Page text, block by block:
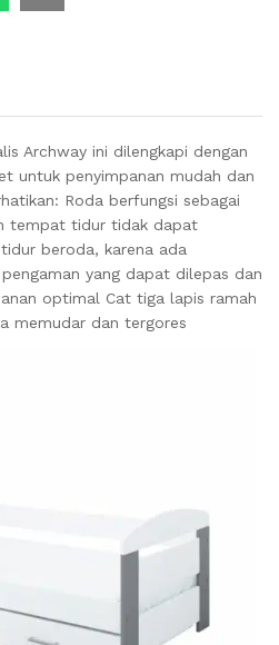
Archway ini dilengkapi dengan
untuk penyimpanan mudah dan
Roda berfungsi sebagai
tempat tidur tidak dapat
beroda, karena ada
yang dapat dilepas dan
optimal Cat tiga lapis ramah
memudar dan tergores